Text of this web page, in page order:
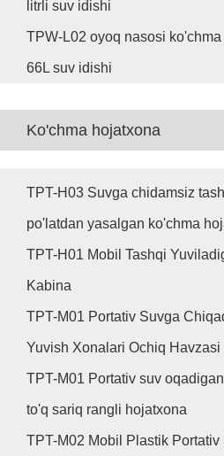
litrli suv idishi
TPW-L02 oyoq nasosi
66L suv idishi
Ko'chma hojatxona
TPT-H03 Suvga chidamsiz
po'latdan yasalgan ko'chma
TPT-H01 Mobil Tashqi
Kabina
TPT-M01 Portativ Suvga
Yuvish Xonalari Ochiq Havzasi
TPT-M01 Portativ suv
to'q sariq rangli hojatxona
TPT-M02 Mobil Plastik Portativ